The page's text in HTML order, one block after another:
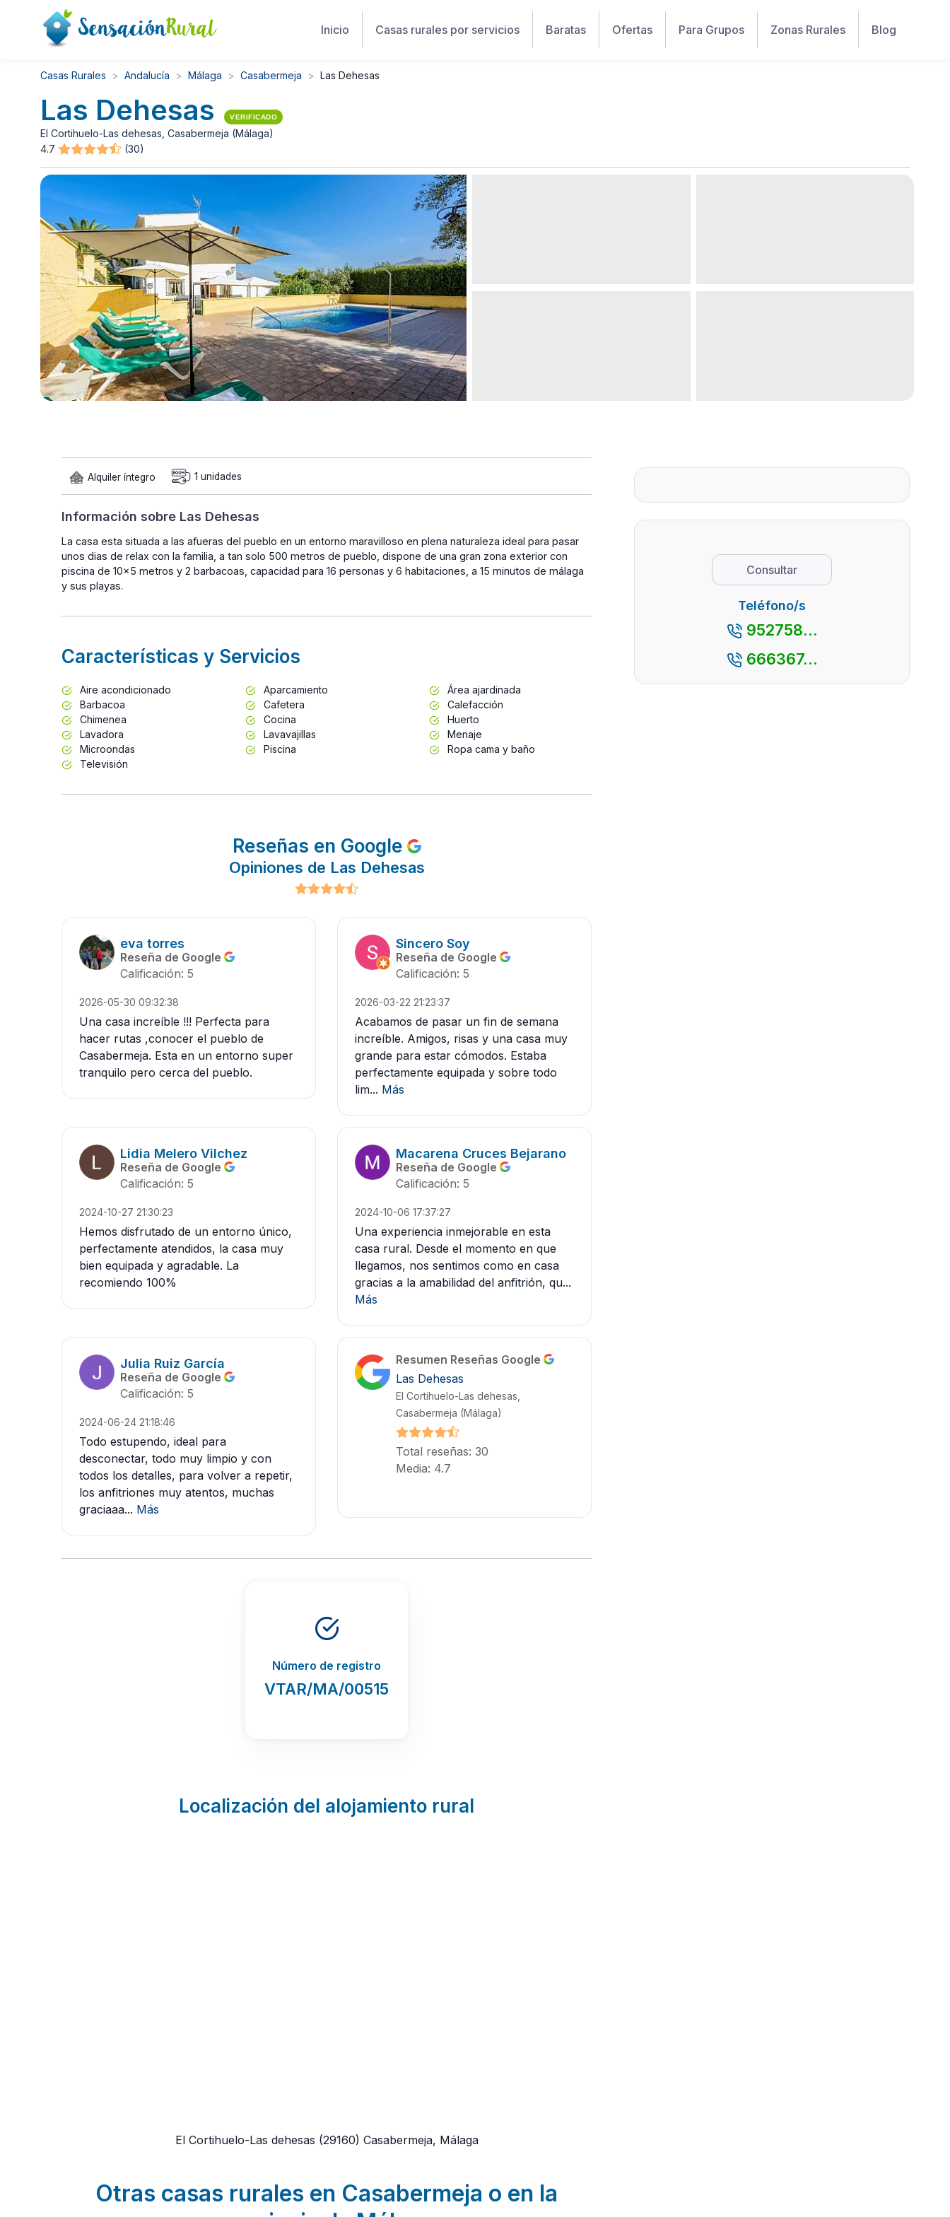
Inicio Casas rurales por servicios Baratas Ofertas Para Grupos Zonas Rurales Blog
Casas Rurales Andalucía Málaga Casabermeja Las Dehesas
Las Dehesas VERIFICADO
El Cortihuelo-Las dehesas, Casabermeja (Málaga)
4.7
(30)
Alquiler íntegro 1 unidades
Información sobre Las Dehesas
La casa esta situada a las afueras del pueblo en un entorno maravilloso en plena naturaleza ideal para pasar
unos dias de relax con la familia, a tan solo 500 metros de pueblo, dispone de una gran zona exterior con
piscina de 10x5 metros y 2 barbacoas, capacidad para 16 personas y 6 habitaciones, a 15 minutos de málaga
y sus playas.
Características y Servicios
Aire acondicionado Aparcamiento
Área ajardinada
Barbacoa
Cafetera
Calefacción
Chimenea
Cocina
Huerto
Lavadora
Lavavajillas
Menaje
Microondas
Piscina
Ropa cama y baño
Televisión
Reseñas en Google
Opiniones de Las Dehesas
eva torres
Reseña de Google
Calificación: 5
2026-05-30 09:32:38
Una casa increíble !!! Perfecta para
hacer rutas ,conocer el pueblo de
Casabermeja. Esta en un entorno super
tranquilo pero cerca del pueblo.
Sincero Soy
Reseña de Google
Calificación: 5
2026-03-22 21:23:37
Acabamos de pasar un fin de semana
increíble. Amigos, risas y una casa muy
grande para estar cómodos. Estaba
perfectamente equipada y sobre todo
lim... Más
Lidia Melero Vilchez
Reseña de Google
Calificación: 5
2024-10-27 21:30:23
Hemos disfrutado de un entorno único,
perfectamente atendidos, la casa muy
bien equipada y agradable. La
recomiendo 100%
Macarena Cruces Bejarano
Reseña de Google
Calificación: 5
2024-10-06 17:37:27
Una experiencia inmejorable en esta
casa rural. Desde el momento en que
llegamos, nos sentimos como en casa
gracias a la amabilidad del anfitrión, qu...
Más
Julia Ruiz García
Reseña de Google
Calificación: 5
2024-06-24 21:18:46
Todo estupendo, ideal para
desconectar, todo muy limpio y con
todos los detalles, para volver a repetir,
los anfitriones muy atentos, muchas
graciaaa... Más
Resumen Reseñas Google
Las Dehesas
El Cortihuelo-Las dehesas,
Casabermeja (Málaga)
Total reseñas: 30
Media: 4.7
Número de registro
VTAR/MA/00515
Localización del alojamiento rural
El Cortihuelo-Las dehesas (29160) Casabermeja, Málaga
Otras casas rurales en Casabermeja o en la
Consultar
Teléfono/s
952758...
666367...